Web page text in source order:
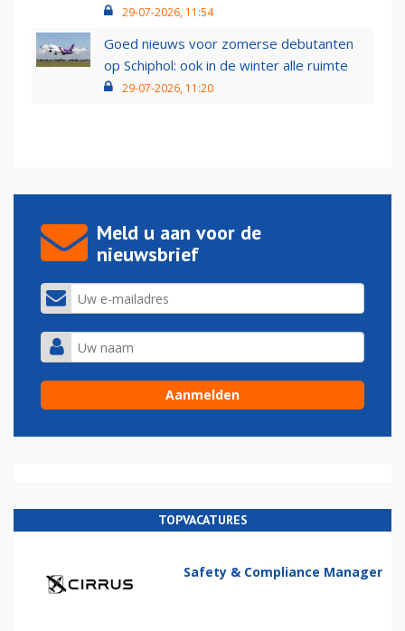
29-07-2026, 11:54
Goed nieuws voor zomerse debutanten
op Schiphol: ook in de winter alle ruimte
29-07-2026, 11:20
Meld u aan voor de
nieuwsbrief
TOPVACATURES
Safety & Compliance Manager